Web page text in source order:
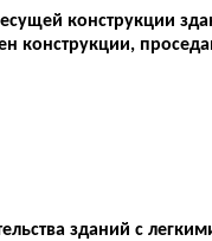
конструкции
зданий с